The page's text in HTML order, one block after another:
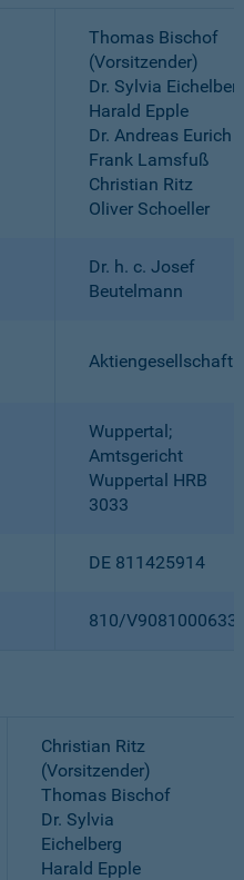
Thomas Bischof
(Vorsitzender)
Dr. Sylvia
Harald Epple
Dr. Andreas Eurich
Frank Lamsfuß
Christian Ritz
Oliver Schoeller
Dr. h. c. Josef
Beutelmann
Aktiengesellschaft
Wuppertal;
Amtsgericht
Wuppertal HRB
3033
DE 811425914
810/
Christian Ritz
(Vorsitzender)
Thomas Bischof
Dr. Sylvia
Eichelberg
Harald Epple